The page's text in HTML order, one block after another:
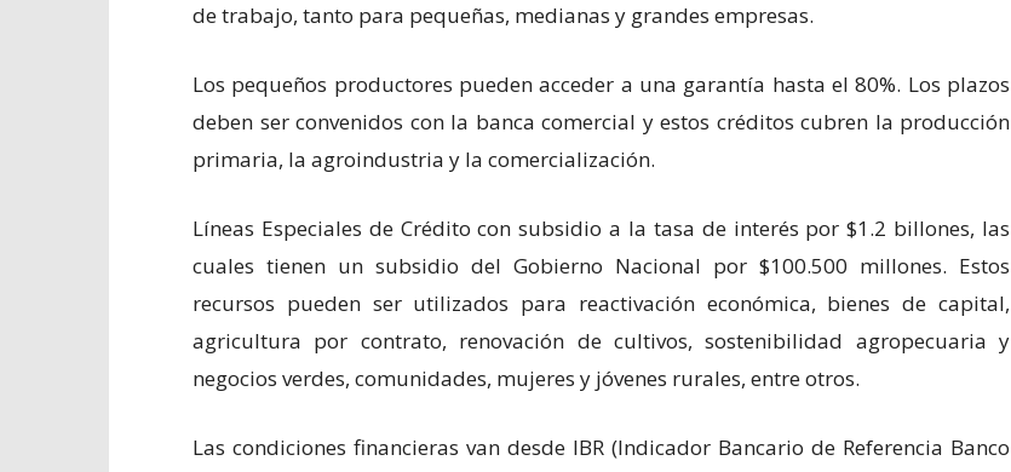
de trabajo, tanto para pequeñas, medianas y grandes empresas.
Los pequeños productores pueden acceder a una garantía hasta el 80%. Los plazos
deben ser convenidos con la banca comercial y estos créditos cubren la producción
primaria, la agroindustria y la comercialización.
Líneas Especiales de Crédito con subsidio a la tasa de interés por $1.2 billones, las
cuales tienen un subsidio del Gobierno Nacional por $100.500 millones. Estos
recursos pueden ser utilizados para reactivación económica, bienes de capital,
agricultura por contrato, renovación de cultivos, sostenibilidad agropecuaria y
negocios verdes, comunidades, mujeres y jóvenes rurales, entre otros.
Las condiciones financieras van desde IBR (Indicador Bancario de Referencia Banco